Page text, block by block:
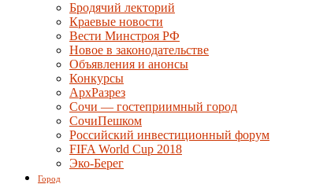
Бродячий лекторий
Краевые новости
Вести Минстроя РФ
Новое в законодательстве
Объявления и анонсы
Конкурсы
АрхРазрез
Сочи — гостеприимный город
СочиПешком
Российский инвестиционный форум
FIFA World Cup 2018
Эко-Берег
Город